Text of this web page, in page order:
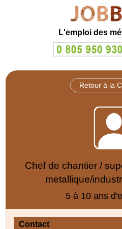
L'emploi des
Retour à la
Chef de chantier /
metallique/
5 à 10 ans
Contact